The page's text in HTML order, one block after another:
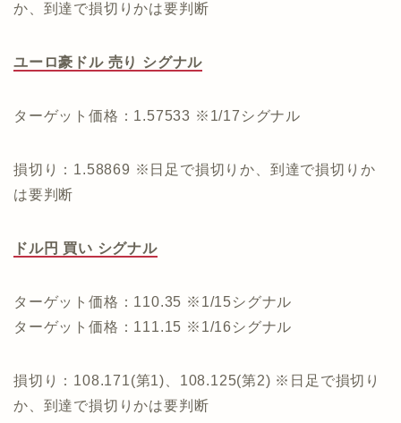
か、到達で損切りかは要判断
ユーロ豪ドル 売り シグナル
ターゲット価格：1.57533 ※1/17シグナル
損切り：1.58869 ※日足で損切りか、到達で損切りか
は要判断
ドル円 買い シグナル
ターゲット価格：110.35 ※1/15シグナル
ターゲット価格：111.15 ※1/16シグナル
損切り：108.171(第1)、108.125(第2) ※日足で損切り
か、到達で損切りかは要判断